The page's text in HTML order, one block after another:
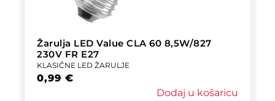
Žarulja LED Value CLA 60 8,5W/827
230V FR E27
KLASIČNE LED ŽARULJE
0,99 €
Dodaj u košaricu